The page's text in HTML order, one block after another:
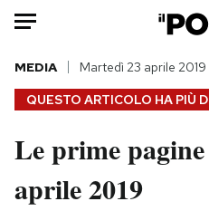
HOME
Italia
Politica
QUESTO ARTICOLO HA PIÙ
MEDIA Martedì 23 aprile 2019
Le prime
aprile 2019